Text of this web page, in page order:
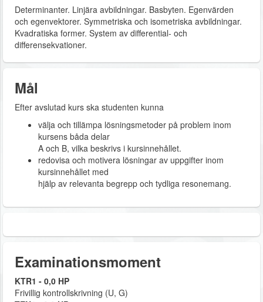
Determinanter. Linjära avbildningar. Basbyten. Egenvärden
och egenvektorer. Symmetriska och isometriska avbildningar.
Kvadratiska former. System av differential- och
differensekvationer.
Mål
Efter avslutad kurs ska studenten kunna
välja och tillämpa lösningsmetoder på problem inom
kursens båda delar
A och B, vilka beskrivs i kursinnehållet.
redovisa och motivera lösningar av uppgifter inom
kursinnehållet med
hjälp av relevanta begrepp och tydliga resonemang.
Examinationsmoment
KTR1 - 0,0 HP
Frivillig kontrollskrivning (U, G)